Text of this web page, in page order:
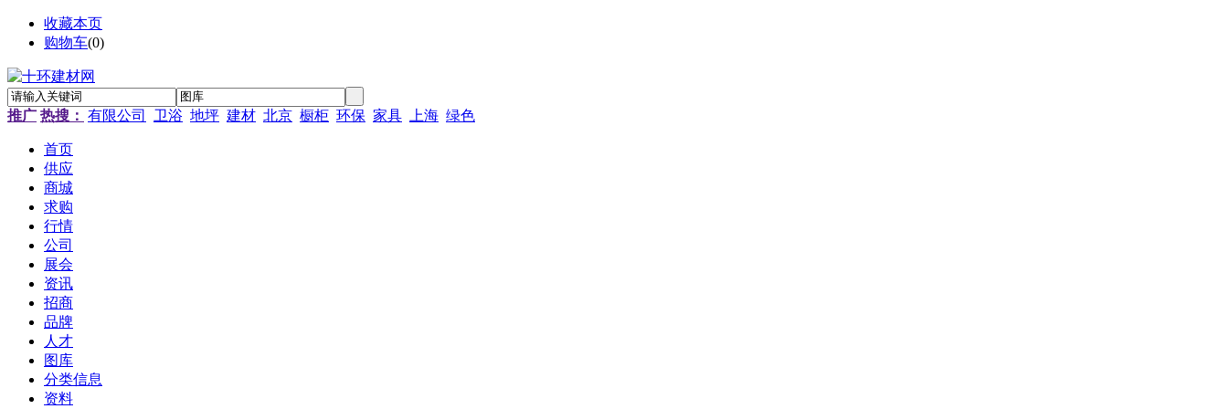
收藏本页
购物车(0)
推广 热搜： 有限公司 卫浴 地坪 建材 北京 橱柜 环保 家具 上海 绿色
首页
供应
商城
求购
行情
公司
展会
资讯
招商
品牌
人才
图库
分类信息
资料